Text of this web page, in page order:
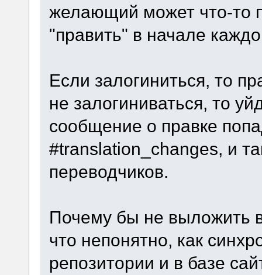
желающий может что-то
"править" в начале
Если залогиниться, то
не залогиниваться, то
сообщение о правке
#translation_changes, и
переводчиков.
Почему бы не выложить
что непонятно, как
репозитории и в базе